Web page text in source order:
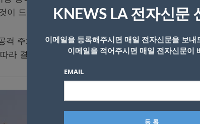
이 드론인지, 미사일인지는 추가 조사가 필요한 상
주체나 비행체 기종 등이 명확히 규명되지 않은
라 결정될 것으로 예상된다.
KNEWS LA 전자신문
이메일을 등록해주시면 매일 전자신문을 보내
이메일을 적어주시면 매일 전자신문이
EMAIL